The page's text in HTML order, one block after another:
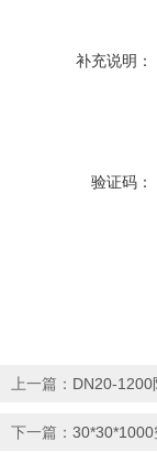
补充说明：
验证码：
上一篇： DN20-1200
下一篇：